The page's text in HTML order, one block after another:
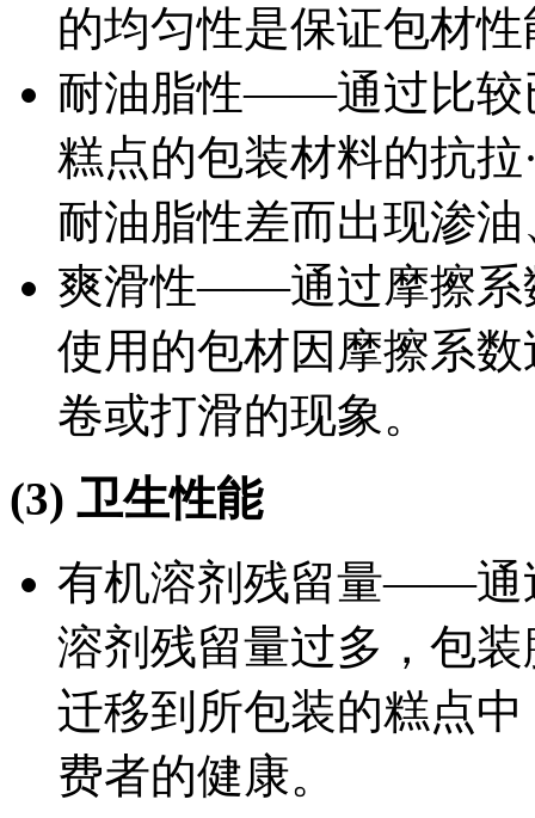
的均匀性是保证包材
耐油脂性——通过比较
糕点的包装材料的抗
耐油脂性差而出现渗
爽滑性——通过摩擦系
使用的包材因摩擦系
卷或打滑的现象。
(3) 卫生性能
有机溶剂残留量——通
溶剂残留量过多，包
迁移到所包装的糕点
费者的健康。